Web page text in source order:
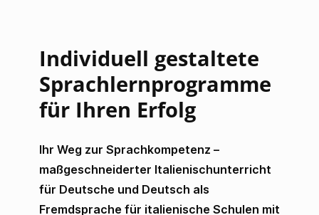
Individuell gestaltete
Sprachlernprogramme
für Ihren Erfolg
Ihr Weg zur Sprachkompetenz –
maßgeschneiderter Italienischunterricht
für Deutsche und Deutsch als
Fremdsprache für italienische Schulen mit